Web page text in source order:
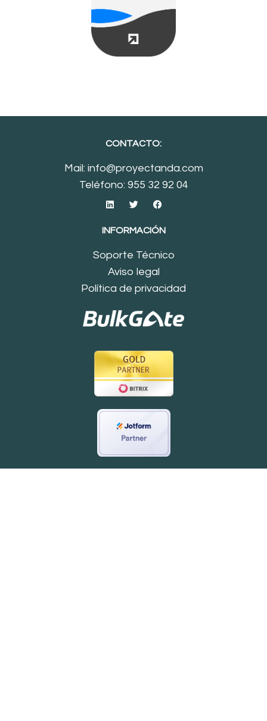
CONTACTO:
Mail: info@proyectanda.com
Teléfono: 955 32 92 04
INFORMACIÓN
Soporte Técnico
Aviso legal
Política de privacidad